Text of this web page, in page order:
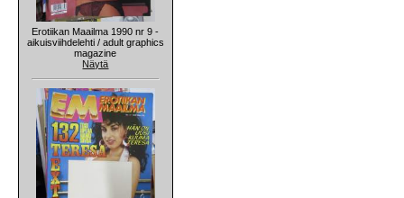
Erotiikan Maailma 1990 nr 9 -
aikuisviihdelehti / adult graphics
magazine
Näytä